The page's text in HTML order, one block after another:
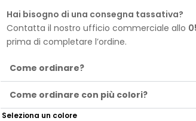
Hai bisogno di una consegna tassativa?
Contatta il nostro ufficio commerciale allo
prima di completare l’ordine.
Come ordinare?
Come ordinare con più colori?
Seleziona un colore